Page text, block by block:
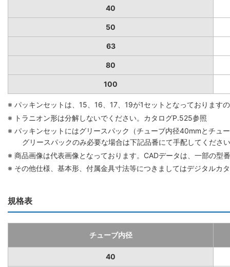
40
50
63
80
100
※ パッキンセットは、15、16、17、19が1セットとなっております
※ トラニオン形は分解しないでください。カタログP.525参照
※ パッキンセットにはグリースパック（チューブ内径40mmとチ
グリースパックのみ必要な場合は下記品番にて手配してくだ
※ 商品画像は代表画像となっております。CADデータは、一部の型
※ その他仕様、基本形、付属金具寸法等につきましてはデジタルカ
規格表
チューブ内径
40